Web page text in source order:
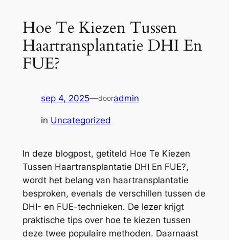
Hoe Te Kiezen Tussen
Haartransplantatie DHI En
FUE?
sep 4, 2025—dooradmin
in Uncategorized
In deze blogpost, getiteld Hoe Te Kiezen
Tussen Haartransplantatie DHI En FUE?,
wordt het belang van haartransplantatie
besproken, evenals de verschillen tussen de
DHI- en FUE-technieken. De lezer krijgt
praktische tips over hoe te kiezen tussen
deze twee populaire methoden. Daarnaast